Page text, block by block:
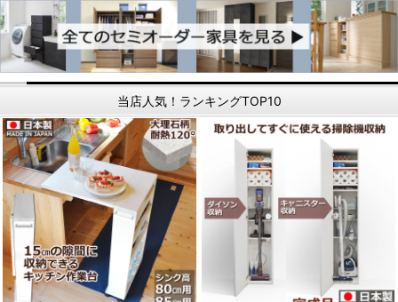
当店人気！ランキングTOP10